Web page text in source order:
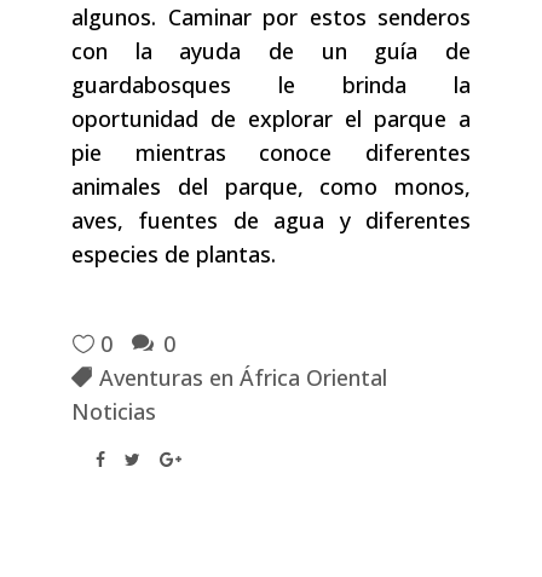
algunos. Caminar por estos senderos
con la ayuda de un guía de
guardabosques le brinda la
oportunidad de explorar el parque a
pie mientras conoce diferentes
animales del parque, como monos,
aves, fuentes de agua y diferentes
especies de plantas.
0
0
Aventuras en África Oriental
Noticias